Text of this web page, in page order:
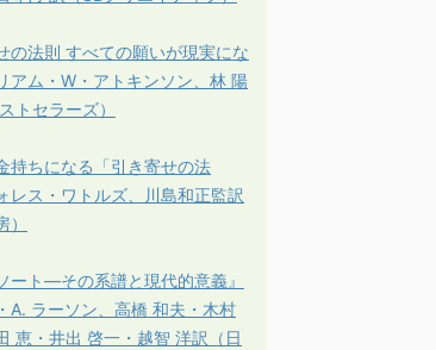
の法則 すべての願いが現実にな
アム・W・アトキンソン、林 陽
トセラーズ）
持ちになる「引き寄せの法
レス・ワトルズ、川島和正監訳
）
ート―その系譜と現代的意義』
A. ラーソン、高橋 和夫・木村
恵・井出 啓一・越智 洋訳（日